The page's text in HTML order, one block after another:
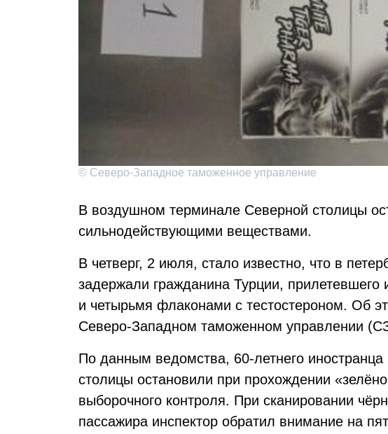
© Северо-Западное таможенное управление
В воздушном терминале Северной столицы
сильнодействующими веществами.
В четверг, 2 июля, стало известно, что в
задержали гражданина Турции,
и четырьмя флаконами с тестостероном. Об
Северо-Западном таможенном управлении
По данным ведомства, 60-летнего
столицы остановили при прохождении
выборочного контроля. При сканировании
пассажира инспектор обратил внимание на